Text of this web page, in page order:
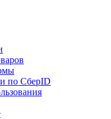
по СберID